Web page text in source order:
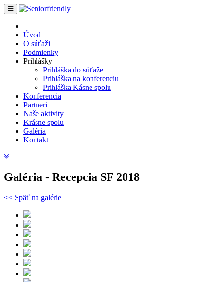
Úvod
O súťaži
Podmienky
Prihlášky
Prihláška do súťaže
Prihláška na konferenciu
Prihláška Kásne spolu
Konferencia
Partneri
Naše aktivity
Krásne spolu
Galéria
Kontakt
Galéria - Recepcia SF 2018
<< Späť na galérie